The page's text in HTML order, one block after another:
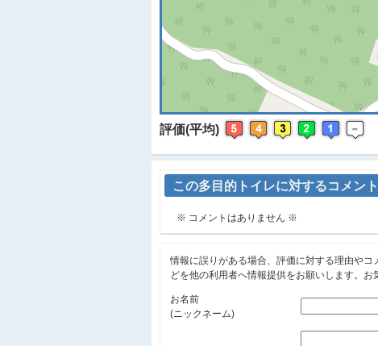
評価(平均)
この多目的トイレに対するコメント
※ コメントはありません ※
情報に誤りがある場合、評価に対する理由や
どを他の利用者へ情報提供をお願いします。お
お名前
(ニックネーム)